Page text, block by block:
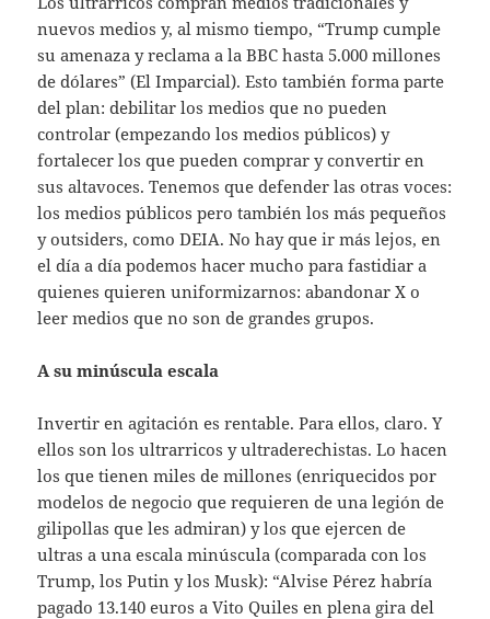
nuevos medios y, al mismo tiempo, “Trump cumple
su amenaza y reclama a la BBC hasta 5.000 millones
de dólares” (El Imparcial). Esto también forma parte
del plan: debilitar los medios que no pueden
controlar (empezando los medios públicos) y
fortalecer los que pueden comprar y convertir en
sus altavoces. Tenemos que defender las otras voces:
los medios públicos pero también los más pequeños
y outsiders, como DEIA. No hay que ir más lejos, en
el día a día podemos hacer mucho para fastidiar a
quienes quieren uniformizarnos: abandonar X o
leer medios que no son de grandes grupos.
A su minúscula escala
Invertir en agitación es rentable. Para ellos, claro. Y
ellos son los ultrarricos y ultraderechistas. Lo hacen
los que tienen miles de millones (enriquecidos por
modelos de negocio que requieren de una legión de
gilipollas que les admiran) y los que ejercen de
ultras a una escala minúscula (comparada con los
Trump, los Putin y los Musk): “Alvise Pérez habría
pagado 13.140 euros a Vito Quiles en plena gira del